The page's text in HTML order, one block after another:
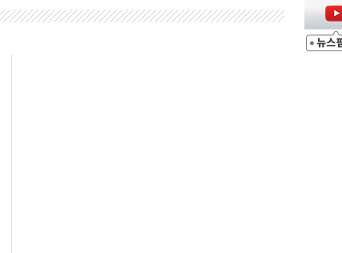
렛' 건립 '본궤도'
성 특별재난지역 선포
른 30대 세입자…경찰, 현행범 체포
분야 독점 라이선스 계약"